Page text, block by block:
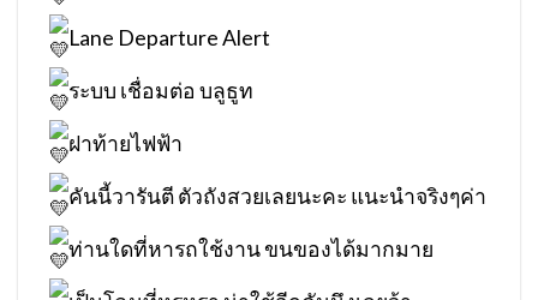
Lane Departure Alert
ระบบ เชื่อมต่อ บลูธูท
ฝาท้ายไฟฟ้า
คันนี้วารันตี ตัวถังสวยเลยนะคะ แนะนำจริงๆค่า
ท่านใดที่หารถใช้งาน ขนของได้มากมาย